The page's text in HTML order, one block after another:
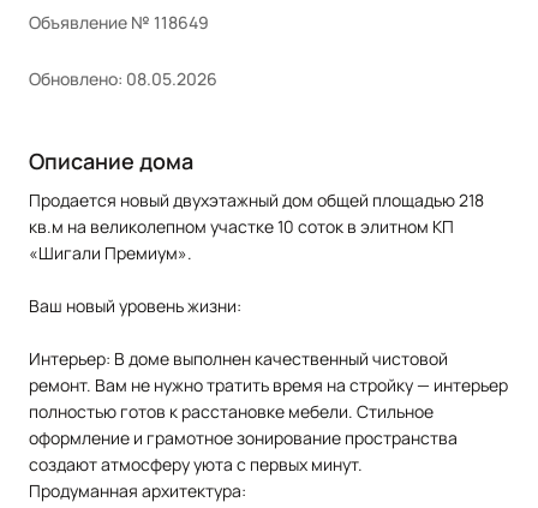
Объявление № 118649
Обновлено: 08.05.2026
Описание дома
Продается новый двухэтажный дом общей площадью 218
кв.м на великолепном участке 10 соток в элитном КП
«Шигали Премиум».
Ваш новый уровень жизни:
Интерьер: В доме выполнен качественный чистовой
ремонт. Вам не нужно тратить время на стройку — интерьер
полностью готов к расстановке мебели. Стильное
оформление и грамотное зонирование пространства
создают атмосферу уюта с первых минут.
Продуманная архитектура: